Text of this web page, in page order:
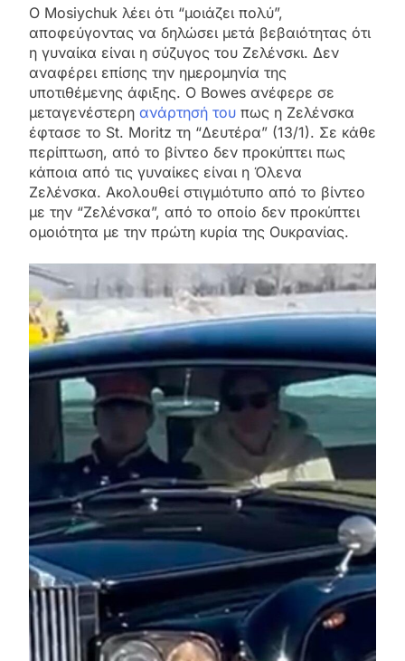
Ο Mosiychuk λέει ότι “μοιάζει πολύ”,
αποφεύγοντας να δηλώσει μετά βεβαιότητας ότι
η γυναίκα είναι η σύζυγος του Ζελένσκι. Δεν
αναφέρει επίσης την ημερομηνία της
υποτιθέμενης άφιξης. Ο Bowes ανέφερε σε
μεταγενέστερη ανάρτησή του πως η Ζελένσκα
έφτασε το St. Moritz τη “Δευτέρα” (13/1). Σε κάθε
περίπτωση, από το βίντεο δεν προκύπτει πως
κάποια από τις γυναίκες είναι η Όλενα
Ζελένσκα. Ακολουθεί στιγμιότυπο από το βίντεο
με την “Ζελένσκα”, από το οποίο δεν προκύπτει
ομοιότητα με την πρώτη κυρία της Ουκρανίας.